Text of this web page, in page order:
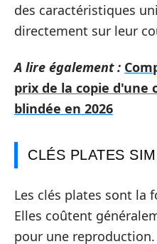
des caractéristiques
directement sur leur
A lire également :
prix de la copie d'une
blindée en 2026
CLÉS PLATES
Les clés plates sont la
Elles coûtent
pour une